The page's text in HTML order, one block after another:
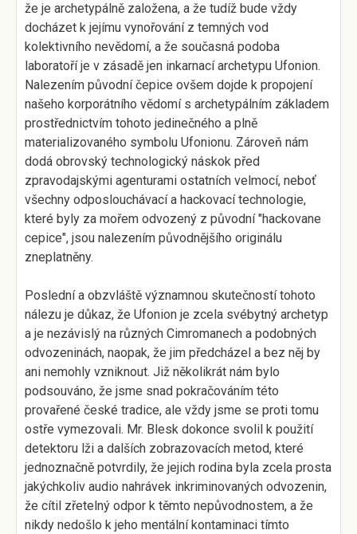
že je archetypálně založena, a že tudíž bude vždy
docházet k jejímu vynořování z temných vod
kolektivního nevědomí, a že současná podoba
laboratoří je v zásadě jen inkarnací archetypu Ufonion.
Nalezením původní čepice ovšem dojde k propojení
našeho korporátního vědomí s archetypálním základem
prostřednictvím tohoto jedinečného a plně
materializovaného symbolu Ufonionu. Zároveň nám
dodá obrovský technologický náskok před
zpravodajskými agenturami ostatních velmocí, neboť
všechny odposlouchávací a hackovací technologie,
které byly za mořem odvozený z původní "hackovane
cepice", jsou nalezením původnějšího originálu
zneplatněny.
Poslední a obzvláště významnou skutečností tohoto
nálezu je důkaz, že Ufonion je zcela svébytný archetyp
a je nezávislý na různých Cimromanech a podobných
odvozeninách, naopak, že jim předcházel a bez něj by
ani nemohly vzniknout. Již několikrát nám bylo
podsouváno, že jsme snad pokračováním této
provařené české tradice, ale vždy jsme se proti tomu
ostře vymezovali. Mr. Blesk dokonce svolil k použití
detektoru lži a dalších zobrazovacích metod, které
jednoznačně potvrdily, že jejich rodina byla zcela prosta
jakýchkoliv audio nahrávek inkriminovaných odvozenin,
že cítil zřetelný odpor k těmto nepůvodnostem, a že
nikdy nedošlo k jeho mentální kontaminaci tímto